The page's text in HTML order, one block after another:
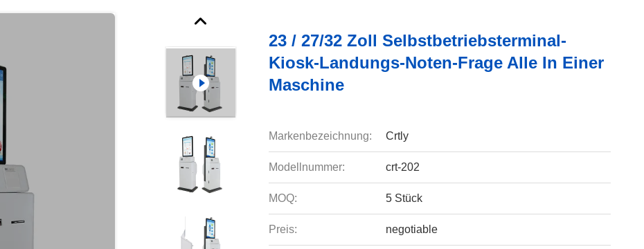
23 / 27/32 Zoll Selbstbetriebsterminal-
Kiosk-Landungs-Noten-Frage Alle In Einer
Maschine
Markenbezeichnung: Crtly
Modellnummer: crt-202
MOQ: 5 Stück
Preis: negotiable